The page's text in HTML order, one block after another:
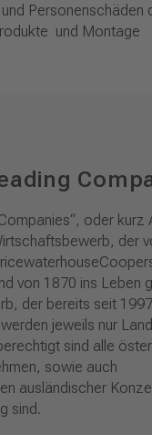
Personenschäden
und Montage
oder kurz
der
von 1870 ins Leben
der bereits seit
jeweils nur
sind alle
sowie auch
ausländischer
sind.